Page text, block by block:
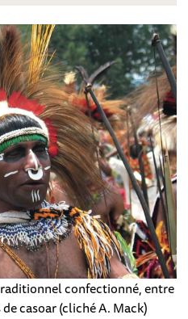
confectionné, entre
casoar (cliché A. Mack)